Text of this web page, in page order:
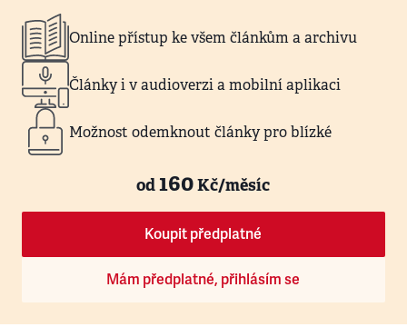
Online přístup ke všem článkům a archivu
Články i v audioverzi a mobilní aplikaci
Možnost odemknout články pro blízké
od160Kč/měsíc
Koupit předplatné
Mám předplatné, přihlásím se